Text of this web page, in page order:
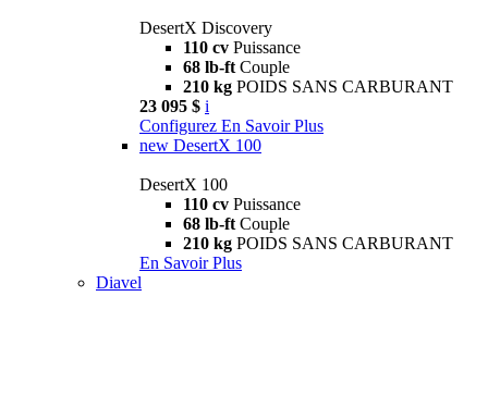
DesertX Discovery
110 cv Puissance
68 lb-ft Couple
210 kg POIDS SANS CARBURANT
23 095 $ i
Configurez En Savoir Plus
new DesertX 100
DesertX 100
110 cv Puissance
68 lb-ft Couple
210 kg POIDS SANS CARBURANT
En Savoir Plus
Diavel